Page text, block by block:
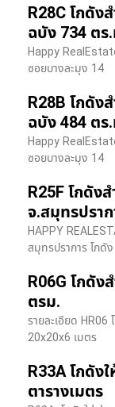
R28C โกดัง
ฉบัง 734 ตร
Happy
ซอยบางละมุง 14
R28B โกดัง
ฉบัง 484 ตร
Happy
ซอยบางละมุง 14
R25F โกดัง
จ.สมุทรปรา
HAPPY
สมุทรปราการ โกดั
R06G โกดัง
ตรม.
รายละเอียด HR06
20x20x6 เมตร
R33A โกดัง
ตารางเมตร